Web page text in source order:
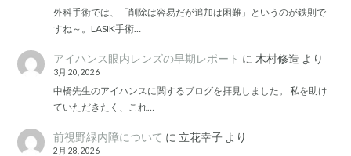
外科手術では、「削除は容易だが追加は困難」というのが鉄則で
すね～。LASIK手術…
アイハンス眼内レンズの早期レポート に 木村修造 より
3月 20, 2026
中橋先生のアイハンスに関するブログを拝見しました。 私を助け
ていただきたく、これ…
前視野緑内障について に 立花幸子より
2月 28, 2026